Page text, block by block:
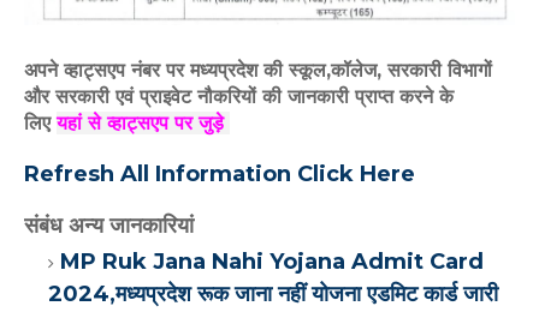
अपने व्हाट्सएप नंबर पर मध्यप्रदेश की स्कूल,कॉलेज, सरकारी विभागों
और सरकारी एवं प्राइवेट नौकरियों की जानकारी प्राप्त करने के
लिएयहां से व्हाट्सएप पर जुड़े
Refresh All Information Click Here
संबंध अन्य जानकारियां
MP Ruk Jana Nahi Yojana Admit Card
2024,मध्यप्रदेश रूक जाना नहीं योजना एडमिट कार्ड जारी